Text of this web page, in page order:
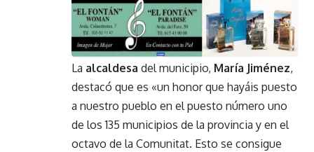
La alcaldesa del municipio, María Jiménez,
destacó que es «un honor que hayáis puesto
a nuestro pueblo en el puesto número uno
de los 135 municipios de la provincia y en el
octavo de la Comunitat. Esto se consigue